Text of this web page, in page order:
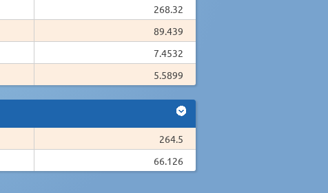
268.32
89.439
7.4532
5.5899
264.5
66.126